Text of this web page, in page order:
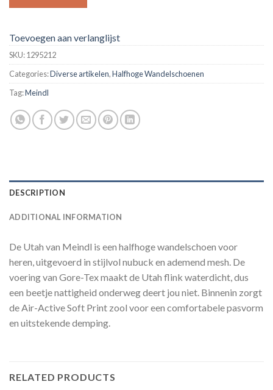
Toevoegen aan verlanglijst
SKU:1295212
Categories:Diverse artikelen,Halfhoge Wandelschoenen
Tag:Meindl
DESCRIPTION
ADDITIONAL INFORMATION
De Utah van Meindl is een halfhoge wandelschoen voor
heren, uitgevoerd in stijlvol nubuck en ademend mesh. De
voering van Gore-Tex maakt de Utah flink waterdicht, dus
een beetje nattigheid onderweg deert jou niet. Binnenin zorgt
de Air-Active Soft Print zool voor een comfortabele pasvorm
en uitstekende demping.
RELATED PRODUCTS